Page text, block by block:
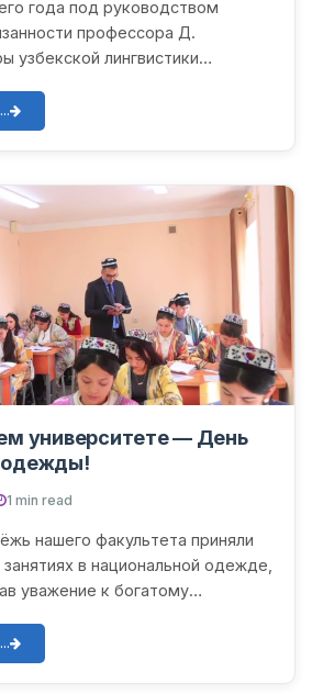
года под руководством
профессора Д.
лингвистики
заседание...
университете — День
одежды!
1 min read
нашего факультета приняли
в национальной одежде,
уважение к богатому